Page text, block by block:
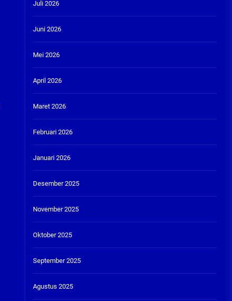
Juli 2026
Juni 2026
Mei 2026
April 2026
Maret 2026
Februari 2026
Januari 2026
Desember 2025
November 2025
Oktober 2025
September 2025
Agustus 2025